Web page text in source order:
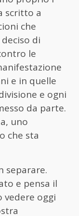
scritto a
che
di
le
e in quelle
e ogni
da parte.
uno
che sta
separare.
e pensa il
vedere oggi